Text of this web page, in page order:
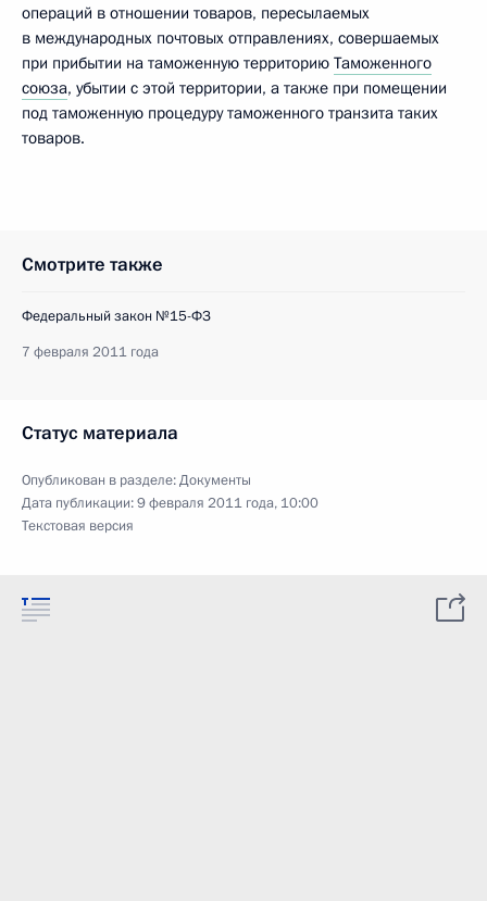
операций в отношении товаров, пересылаемых
в международных почтовых отправлениях, совершаемых
при прибытии на таможенную территорию Таможенного
союза, убытии с этой территории, а также при помещении
под таможенную процедуру таможенного транзита таких
товаров.
Смотрите также
Федеральный закон №15-ФЗ
7 февраля 2011 года
Статус материала
Опубликован в разделе:Документы
Дата публикации:9 февраля 2011 года, 10:00
Текстовая версия